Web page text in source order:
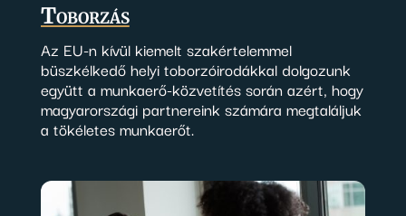
Toborzás
Az EU-n kívül kiemelt szakértelemmel
büszkélkedő helyi toborzóirodákkal dolgozunk
együtt a munkaerő-közvetítés során azért, hogy
magyarországi partnereink számára megtaláljuk
a tökéletes munkaerőt.